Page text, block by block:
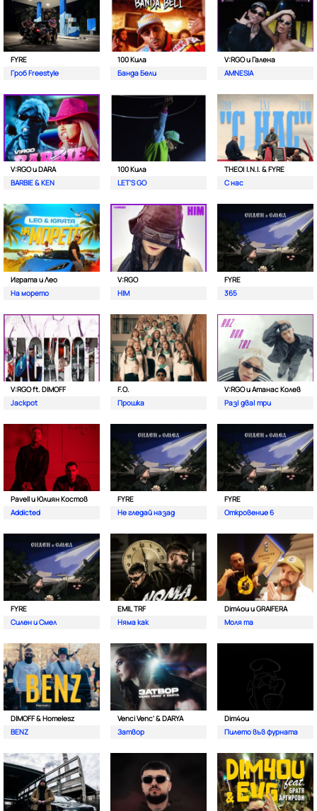
FYRE
Гроб Freestyle
100 Кила
Банда Бели
V:RGO и Галена
AMNESIA
V:RGO и DARA
BARBIE & KEN
100 Кила
LET'S GO
THEO| I.N.I. & FYRE
С нас
Играта и Лео
На морето
V:RGO
HIM
FYRE
365
V:RGO ft. DIMOFF
Jackpot
F.O.
Прошка
V:RGO и Атанас Колев
Раз| два| три
Pavell и Юлиян Костов
Addicted
FYRE
Не гледай назад
FYRE
Откровение 6
FYRE
Силен и Смел
EMIL TRF
Няма как
Dim4ou и GRAIFERA
Моля та
DIMOFF & Homelesz
BENZ
Venci Venc' & DARYA
Затвор
Dim4ou
Пилето във фурната